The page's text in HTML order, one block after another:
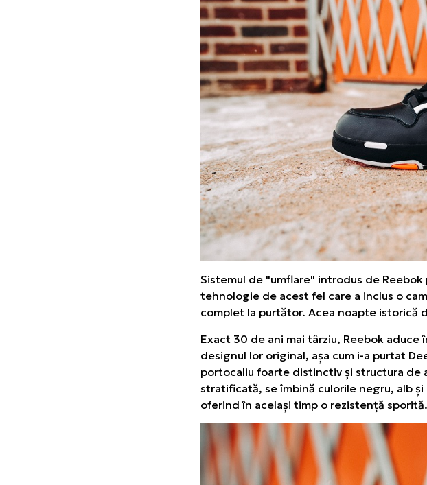
Sistemul de "umflare" introdus de
tehnologie de acest fel care a inclus o
complet la purtător. Acea noapte istorică
Exact 30 de ani mai târziu, Reebok
designul lor original, așa cum i-a purtat
portocaliu foarte distinctiv și structura de
stratificată, se îmbină culorile negru, alb
oferind în același timp o rezistență sporită.